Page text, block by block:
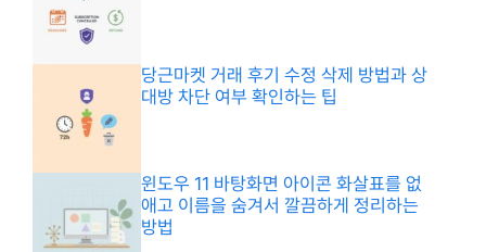
당근마켓 거래 후기 수정 삭제 방법과 상
대방 차단 여부 확인하는 팁
윈도우 11 바탕화면 아이콘 화살표를 없
애고 이름을 숨겨서 깔끔하게 정리하는
방법